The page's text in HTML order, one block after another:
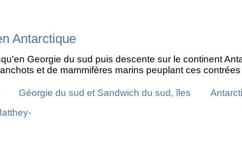
Antarctique
Georgie du sud puis descente sur le continent
et de mammifères marins peuplant ces contrées
Géorgie du sud et Sandwich du sud, îles